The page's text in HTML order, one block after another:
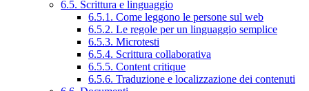
6.5. Scrittura e linguaggio
6.5.1. Come leggono le persone sul web
6.5.2. Le regole per un linguaggio semplice
6.5.3. Microtesti
6.5.4. Scrittura collaborativa
6.5.5. Content critique
6.5.6. Traduzione e localizzazione dei contenuti